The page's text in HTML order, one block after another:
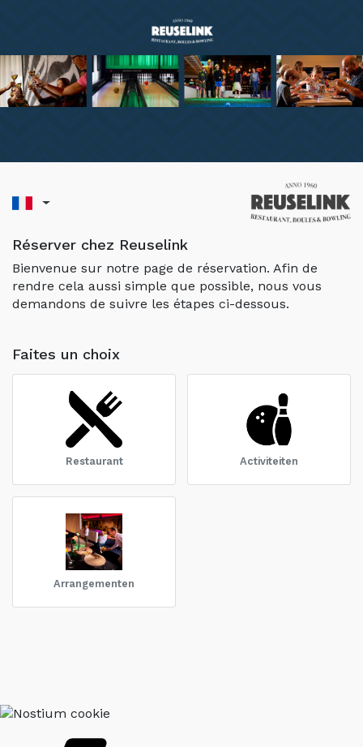
Réserver chez Reuselink
Bienvenue sur notre page de réservation. Afin de
rendre cela aussi simple que possible, nous vous
demandons de suivre les étapes ci-dessous.
Faites un choix
Restaurant Activiteiten
Arrangementen